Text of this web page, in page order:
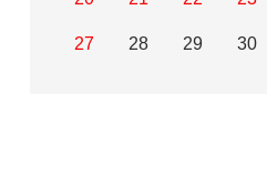
27 28 29 30